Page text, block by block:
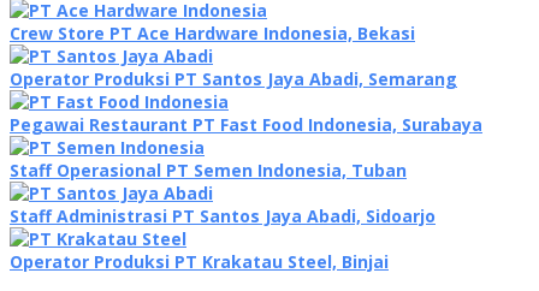
Crew Store PT Ace Hardware Indonesia, Bekasi
Operator Produksi PT Santos Jaya Abadi, Semarang
Pegawai Restaurant PT Fast Food Indonesia, Surabaya
Staff Operasional PT Semen Indonesia, Tuban
Staff Administrasi PT Santos Jaya Abadi, Sidoarjo
Operator Produksi PT Krakatau Steel, Binjai